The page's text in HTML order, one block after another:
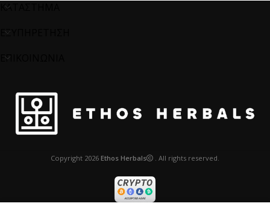
ΚΑΤΑΣΤΗΜΑ
ΕΞΥΠΗΡΕΤΗΣΗ
ΕΠΙΚΟΙΝΩΝΙΑ
Copyright 2026 Ethos Herbals . All rights reserved.